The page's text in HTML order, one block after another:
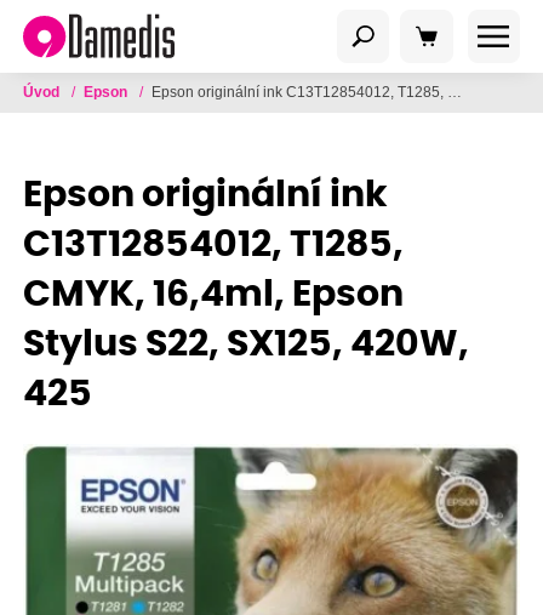
Úvod / Epson / Epson originální ink C13T12854012, T1285, CMYK, 16,4ml, Epson Stylus S22, SX125, 420W, 425
Epson originální ink
C13T12854012, T1285,
CMYK, 16,4ml, Epson
Stylus S22, SX125, 420W,
425